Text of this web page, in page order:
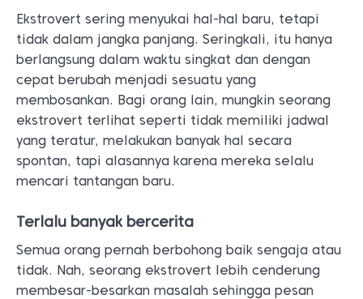
Ekstrovert sering menyukai hal-hal baru, tetapi
tidak dalam jangka panjang. Seringkali, itu hanya
berlangsung dalam waktu singkat dan dengan
cepat berubah menjadi sesuatu yang
membosankan. Bagi orang lain, mungkin seorang
ekstrovert terlihat seperti tidak memiliki jadwal
yang teratur, melakukan banyak hal secara
spontan, tapi alasannya karena mereka selalu
mencari tantangan baru.
Terlalu banyak bercerita
Semua orang pernah berbohong baik sengaja atau
tidak. Nah, seorang ekstrovert lebih cenderung
membesar-besarkan masalah sehingga pesan